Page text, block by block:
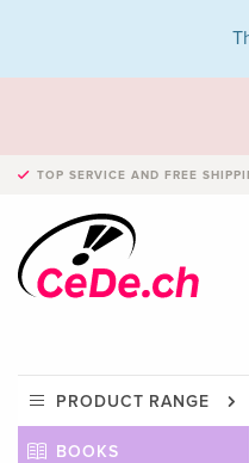
TOP SERVICE AND FREE
PRODUCT RANGE
BOOKS